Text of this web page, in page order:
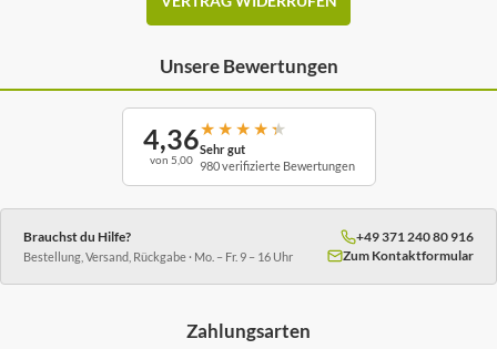
Unsere Bewertungen
4,36
von 5,00
★ ★ ★ ★ ★
Sehr gut
980 verifizierte Bewertungen
Brauchst du Hilfe?
Bestellung, Versand, Rückgabe · Mo. – Fr. 9 – 16 Uhr
+49 371 240 80 916
Zum Kontaktformular
Zahlungsarten